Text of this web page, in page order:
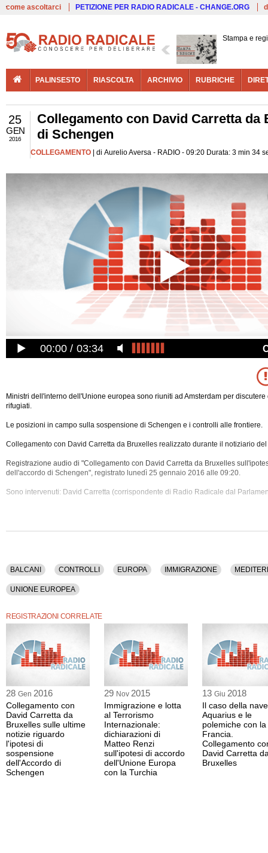
come ascoltarci PETIZIONE PER RADIO RADICALE - CHANGE.ORG
Stampa e
PALINSESTO RIASCOLTA ARCHIVIO RUBRICHE
25
GEN
2016
Collegamento con David Carretta
di Schengen
COLLEGAMENTO | di Aurelio Aversa - RADIO - 09:20 Durata: 3 min 34
00:00 03:34
Ministri dell'interno dell'Unione europea sono riuniti ad Amsterdam per
rifugiati.
Le posizioni in campo sulla sospensione di Schengen e i controlli alle frontiere.
Collegamento con David Carretta da Bruxelles realizzato durante il notiziario del
Registrazione audio di "Collegamento con David Carretta da Bruxelles
dell'accordo di Schengen", registrato lunedì 25 gennaio 2016 alle 09:20.
Sono intervenuti: David Carretta (corrispondente di Radio Radicale dal
BALCANI CONTROLLI EUROPA IMMIGRAZIONE
UNIONE EUROPEA
REGISTRAZIONI CORRELATE
28 Gen 2016
Collegamento con
David Carretta da
Bruxelles sulle ultime
notizie riguardo
l'ipotesi di
sospensione
dell'Accordo di
Schengen
29 Nov 2015
Immigrazione e lotta
al Terrorismo
Internazionale:
dichiarazioni di
Matteo Renzi
sull'ipotesi di accordo
dell'Unione Europa
con la Turchia
13 Giu 2018
Il caso della nave
Aquarius e le
polemiche con la
Francia.
Collegamento
David Carretta
Bruxelles